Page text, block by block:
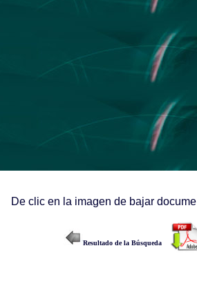
De clic en la imagen de bajar
Resultado de la Búsqueda